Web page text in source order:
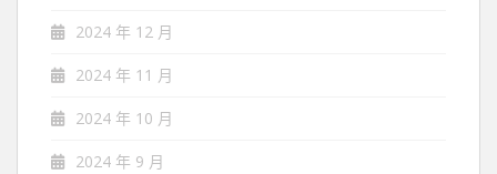
2024 年 12 月
2024 年 11 月
2024 年 10 月
2024 年 9 月